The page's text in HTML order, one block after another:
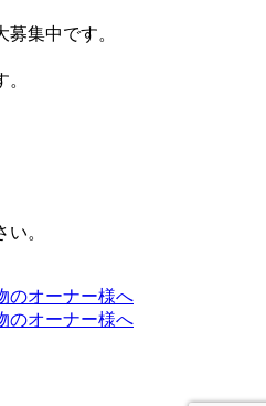
集中です。
。